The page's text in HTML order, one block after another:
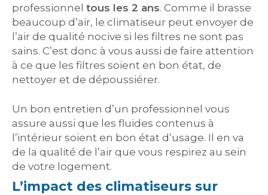
professionnel tous les 2 ans. Comme il brasse
beaucoup d’air, le climatiseur peut envoyer de
l’air de qualité nocive si les filtres ne sont pas
sains. C’est donc à vous aussi de faire attention
à ce que les filtres soient en bon état, de
nettoyer et de dépoussiérer.
Un bon entretien d’un professionnel vous
assure aussi que les fluides contenus à
l’intérieur soient en bon état d’usage. Il en va
de la qualité de l’air que vous respirez au sein
de votre logement.
L’impact des climatiseurs sur